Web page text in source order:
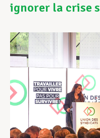
Devenir
ignorer la crise